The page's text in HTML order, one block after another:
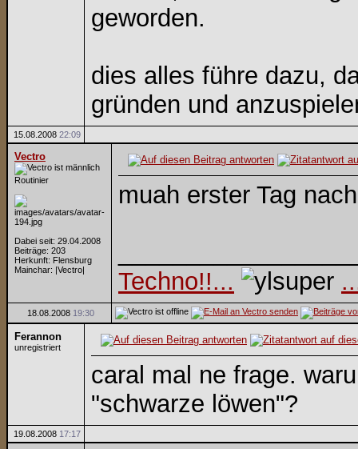
geworden.
dies alles führe dazu,
gründen und
15.08.2008 22:09
Vectro
Routinier
Dabei seit: 29.04.2008
Beiträge: 203
Herkunft: Flensburg
Mainchar: |Vectro|
muah erster Tag
Techno!!...
18.08.2008 19:30
Ferannon
unregistriert
caral mal ne frage.
"schwarze löwen"?
19.08.2008 17:17